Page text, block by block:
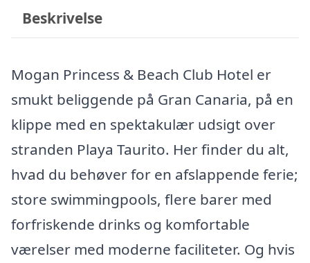
Beskrivelse
Mogan Princess & Beach Club Hotel er
smukt beliggende på Gran Canaria, på en
klippe med en spektakulær udsigt over
stranden Playa Taurito. Her finder du alt,
hvad du behøver for en afslappende ferie;
store swimmingpools, flere barer med
forfriskende drinks og komfortable
værelser med moderne faciliteter. Og hvis